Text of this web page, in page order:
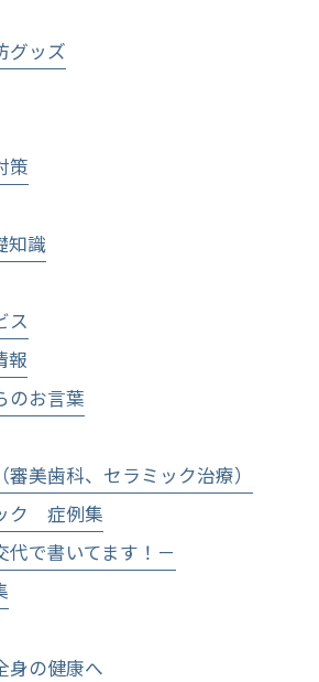
グッズ
策
知識
ス
報
のお言葉
美歯科、セラミック治療）
ク 症例集
代で書いてます！－
身の健康へ